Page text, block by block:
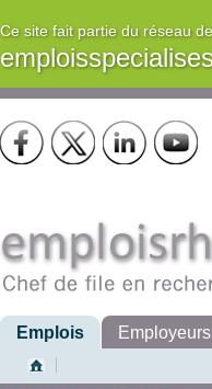
Ce site fait partie du réseau
Emplois Employeurs